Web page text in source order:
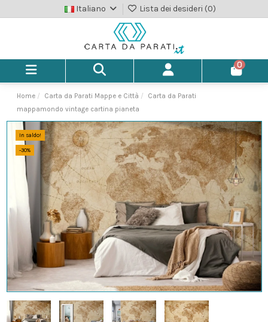
Italiano Lista dei desideri (0)
0
Home Carta da Parati Mappe e Città
Carta da Parati
mappamondo vintage cartina pianeta
In saldo!
-30%